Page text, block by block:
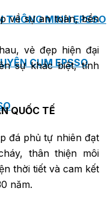
THÔNG MINH EPSSO
CỤM EPSSO
về sự an toàn, bền
vẻ đẹp hiện đại
sự khác biệt, tính
QUỐC TẾ
đá phủ tự nhiên đạt
thân thiện môi
thời tiết và cam kết
năm.